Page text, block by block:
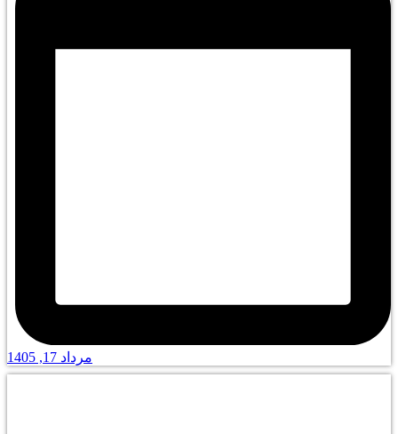
مرداد 17, 1405